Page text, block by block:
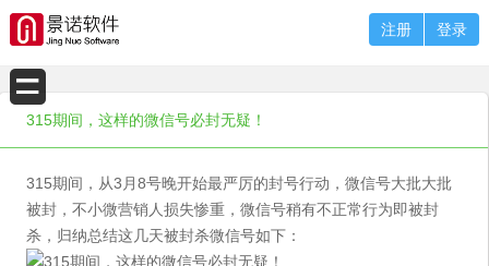
注册 登录
315期间，这样的微信号必封无疑！
315期间，从3月8号晚开始最严厉的封号行动，微信号大批大批
被封，不小微营销人损失惨重，微信号稍有不正常行为即被封
杀，归纳总结这几天被封杀微信号如下：